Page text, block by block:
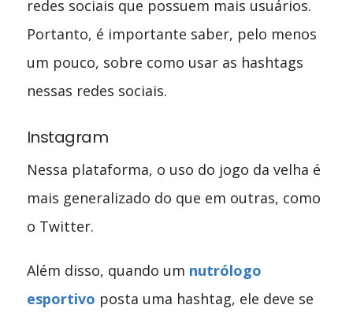
redes sociais que possuem mais usuários.
Portanto, é importante saber, pelo menos
um pouco, sobre como usar as hashtags
nessas redes sociais.
Instagram
Nessa plataforma, o uso do jogo da velha é
mais generalizado do que em outras, como
o Twitter.
Além disso, quando um nutrólogo
esportivo posta uma hashtag, ele deve se